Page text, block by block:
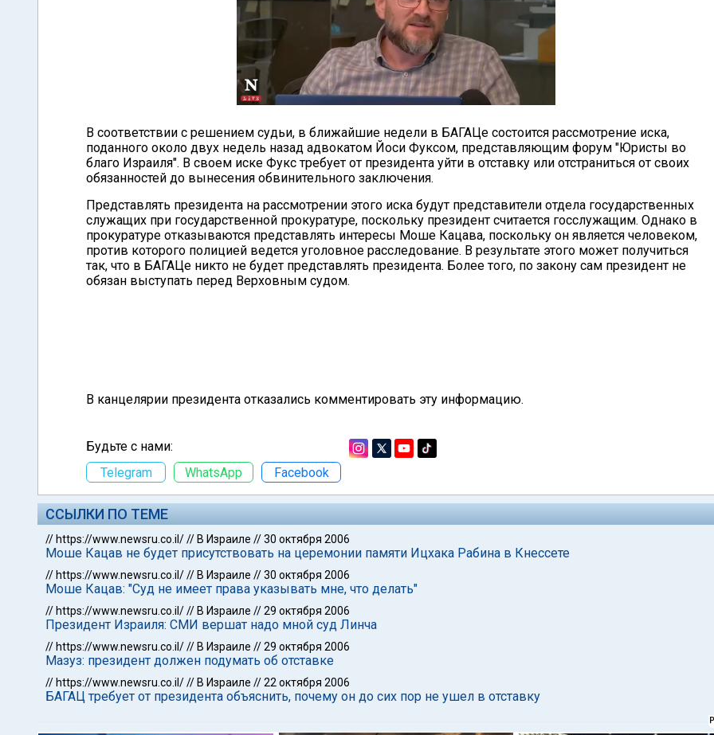
В соответствии с решением судьи, в ближайшие недели в БАГАЦе состоится рассмотрение иска,
поданного около двух недель назад адвокатом Йоси Фуксом, представляющим форум "Юристы во
благо Израиля". В своем иске Фукс требует от президента уйти в отставку или отстраниться от своих
обязанностей до вынесения обвинительного заключения.
Представлять президента на рассмотрении этого иска будут представители отдела государственных
служащих при государственной прокуратуре, поскольку президент считается госслужащим. Однако в
прокуратуре отказываются представлять интересы Моше Кацава, поскольку он является человеком,
против которого полицией ведется уголовное расследование. В результате этого может получиться
так, что в БАГАЦе никто не будет представлять президента. Более того, по закону сам президент не
обязан выступать перед Верховным судом.
В канцелярии президента отказались комментировать эту информацию.
Будьте с нами:
Telegram
WhatsApp Facebook
ССЫЛКИ ПО ТЕМЕ
// https://www.newsru.co.il/// В Израиле //30 октября 2006
Моше Кацав не будет присутствовать на церемонии памяти Ицхака Рабина в Кнессете
// https://www.newsru.co.il/// В Израиле //30 октября 2006
Моше Кацав: "Суд не имеет права указывать мне, что делать"
// https://www.newsru.co.il/// В Израиле //29 октября 2006
Президент Израиля: СМИ вершат надо мной суд Линча
// https://www.newsru.co.il/// В Израиле //29 октября 2006
Мазуз: президент должен подумать об отставке
// https://www.newsru.co.il/// В Израиле //22 октября 2006
БАГАЦ требует от президента объяснить, почему он до сих пор не ушел в отставку